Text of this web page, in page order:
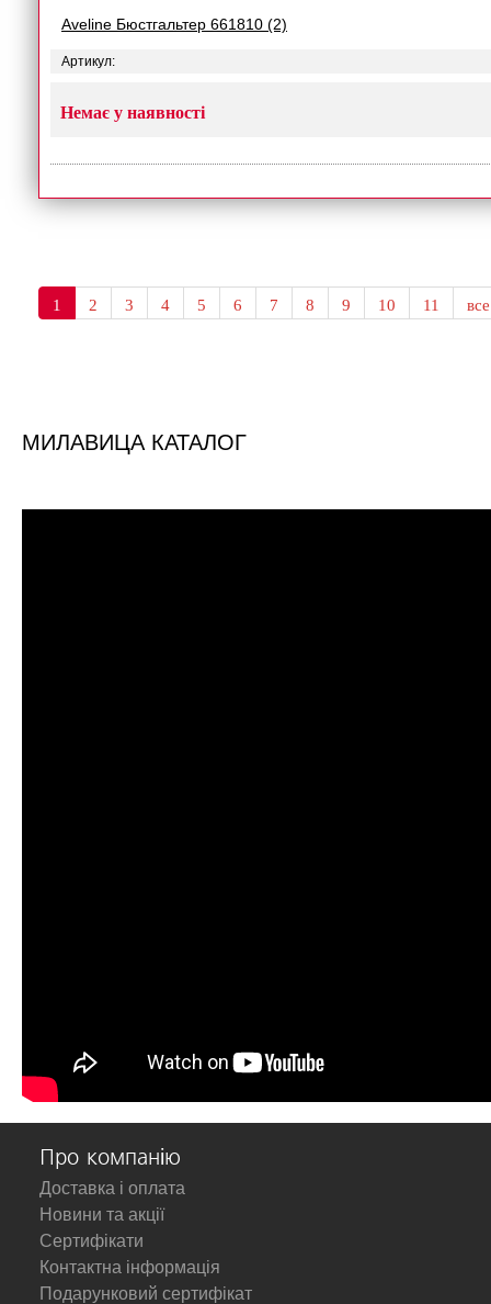
Aveline Бюстгальтер 661810 (2)
Артикул:
Немає у наявності
1 2 3 4 5 6 7 8 9 10 11
МИЛАВИЦА КАТАЛОГ
Про компанію
Доставка і оплата
Новини та акції
Сертифікати
Контактна інформація
Подарунковий сертифікат